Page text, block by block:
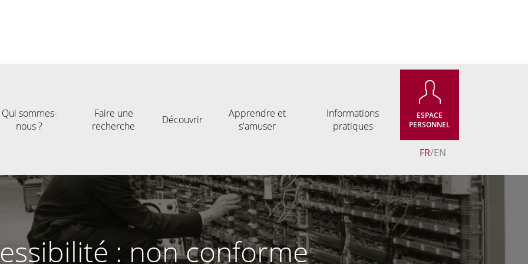
Qui sommes-
nous ?
Faire une
recherche
Découvrir
Apprendre et
s'amuser
Informations
pratiques
ESPACE
PERSONNEL
FR EN
: non conforme